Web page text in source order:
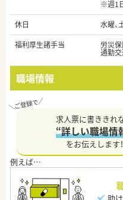
※週1
休日
水曜、
福利厚生諸手当
労災
通勤
職場情報
求人票に書ききれ
“詳しい職場情
をお伝えします！